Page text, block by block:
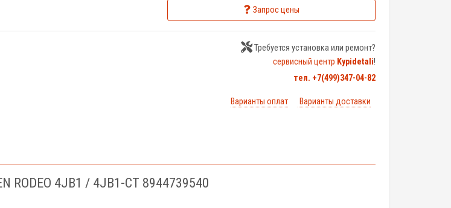
Запрос цены
Требуется установка или ремонт?
сервисный центр Kypidetali!
тел. +7(499)347-04-82
Варианты оплат Варианты доставки
RODEO 4JB1 / 4JB1-CT 8944739540